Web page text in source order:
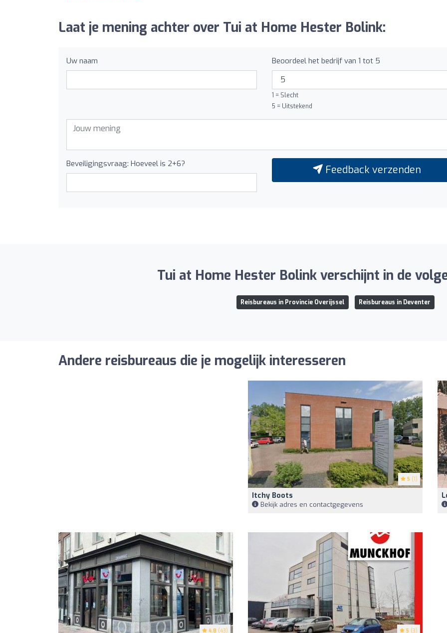
Laat je mening achter over Tui at Home Hester Bolink:
Uw naam Beoordeel het bedrijf van 1 tot 5
1 = Slecht
5 = Uitstekend
Beveiligingsvraag: Hoeveel is 2+6? Feedback verzenden
Tui at Home Hester Bolink verschijnt in de
Reisbureaus in Provincie Overijssel Reisbureaus in Deventer
Andere reisbureaus die je mogelijk interesseren
5 (1)
Itchy Boots
Bekijk adres en contactgegevens
4.8 (43) 5 (3)